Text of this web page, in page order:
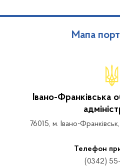
Мапа
Івано-Франківська
76015, м. Івано-
Телефон
(0342)